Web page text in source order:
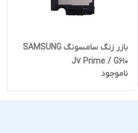
بازر زنگ سامسونگ SAMSUNG
J7 Prime / G610
ناموجود